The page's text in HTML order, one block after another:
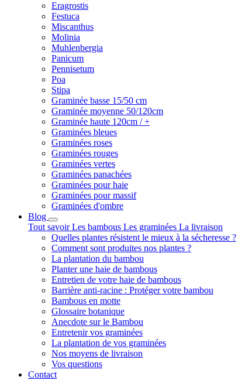
Eragrostis
Festuca
Miscanthus
Molinia
Muhlenbergia
Panicum
Pennisetum
Poa
Stipa
Graminée basse 15/50 cm
Graminée moyenne 50/120cm
Graminée haute 120cm / +
Graminées bleues
Graminées roses
Graminées rouges
Graminées vertes
Graminées panachées
Graminées pour haie
Graminées pour massif
Graminées d'ombre
Blog
Tout savoirLes bambous Les graminées La livraison
Quelles plantes résistent le mieux à la sécheresse ?
Comment sont produites nos plantes ?
La plantation du bambou
Planter une haie de bambous
Entretien de votre haie de bambous
Barrière anti-racine : Protéger votre bambou
Bambous en motte
Glossaire botanique
Anecdote sur le Bambou
Entretenir vos graminées
La plantation de vos graminées
Nos moyens de livraison
Vos questions
Contact